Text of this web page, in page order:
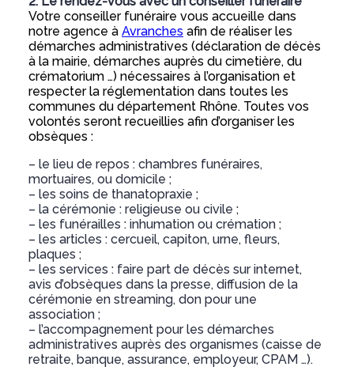
Votre conseiller funéraire vous accueille dans
notre agence à Avranches afin de réaliser les
démarches administratives (déclaration de décès
à la mairie, démarches auprès du cimetière, du
crématorium …) nécessaires à l’organisation et
respecter la réglementation dans toutes les
communes du département Rhône. Toutes vos
volontés seront recueillies afin d’organiser les
obsèques :
– le lieu de repos : chambres funéraires,
mortuaires, ou domicile ;
– les soins de thanatopraxie ;
– la cérémonie : religieuse ou civile ;
– les funérailles : inhumation ou crémation ;
– les articles : cercueil, capiton, urne, fleurs,
plaques ;
– les services : faire part de décès sur internet,
avis d’obsèques dans la presse, diffusion de la
cérémonie en streaming, don pour une
association ;
– l’accompagnement pour les démarches
administratives auprès des organismes (caisse de
retraite, banque, assurance, employeur, CPAM …).